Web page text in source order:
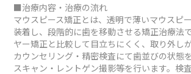
■治療内容・治療の流れ
マウスピース矯正とは、透明で薄いマウスピ
装着し、段階的に歯を移動させる矯正治療法
ヤー矯正と比較して目立ちにくく、取り外しが
カウンセリング・精密検査にて歯並びの状態
スキャン・レントゲン撮影等を行います。検